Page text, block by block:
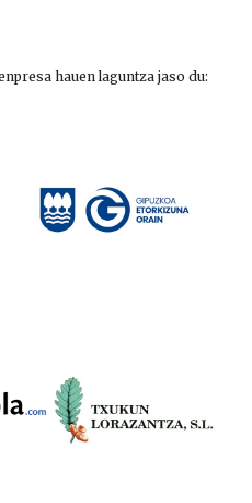
hauen laguntza jaso du: